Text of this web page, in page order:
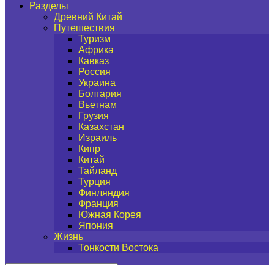
Разделы
Древний Китай
Путешествия
Туризм
Африка
Кавказ
Россия
Украина
Болгария
Вьетнам
Грузия
Казахстан
Израиль
Кипр
Китай
Тайланд
Турция
Финляндия
Франция
Южная Корея
Япония
Жизнь
Тонкости Востока